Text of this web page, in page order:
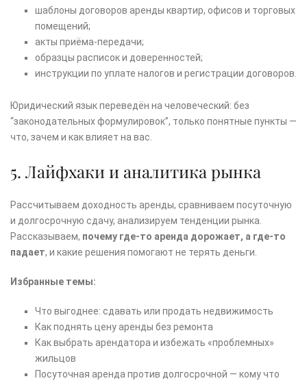
шаблоны договоров аренды квартир, офисов и торговых
помещений;
акты приёма-передачи;
образцы расписок и доверенностей;
инструкции по уплате налогов и регистрации договоров.
Юридический язык переведён на человеческий: без
“законодательных формулировок”, только понятные пункты —
что, зачем и как влияет на вас.
5. Лайфхаки и аналитика рынка
Рассчитываем доходность аренды, сравниваем посуточную
и долгосрочную сдачу, анализируем тенденции рынка.
Рассказываем, почему где-то аренда дорожает, а где-то
падает, и какие решения помогают не терять деньги.
Избранные темы:
Что выгоднее: сдавать или продать недвижимость
Как поднять цену аренды без ремонта
Как выбрать арендатора и избежать «проблемных»
жильцов
Посуточная аренда против долгосрочной — кому что